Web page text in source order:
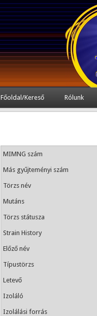
Főoldal/Kereső Rólunk
MIMNG szám
Más gyűjteményi szám
Törzs név
Mutáns
Törzs státusza
Strain History
Előző név
Típustörzs
Letevő
Izoláló
Izolálási forrás